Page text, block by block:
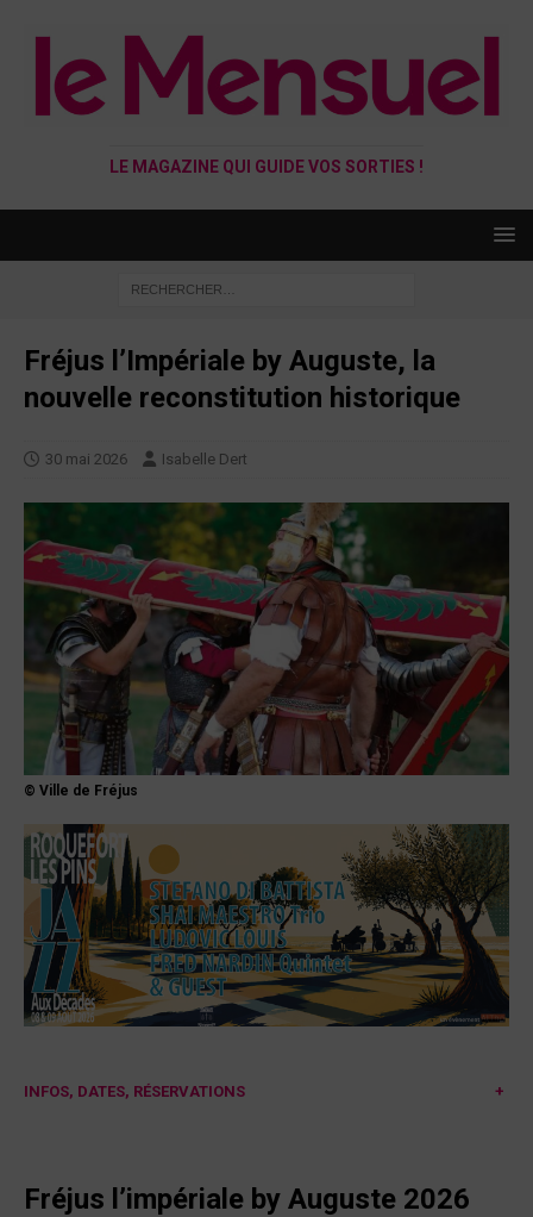
LE MAGAZINE QUI GUIDE VOS SORTIES !
Fréjus l’Impériale by Auguste, la
nouvelle reconstitution historique
30 mai 2026 Isabelle Dert
© Ville de Fréjus
INFOS, DATES, RÉSERVATIONS +
Fréjus l’impériale by Auguste 2026